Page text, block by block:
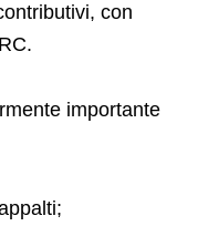
con
importante